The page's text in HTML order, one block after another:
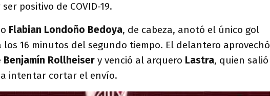
positivo de COVID-19.
Flabian Londoño Bedoya, de cabeza, anotó el único gol
16 minutos del segundo tiempo. El delantero aprovechó
Benjamín Rollheiser y venció al arquero Lastra, quien salió
intentar cortar el envío.